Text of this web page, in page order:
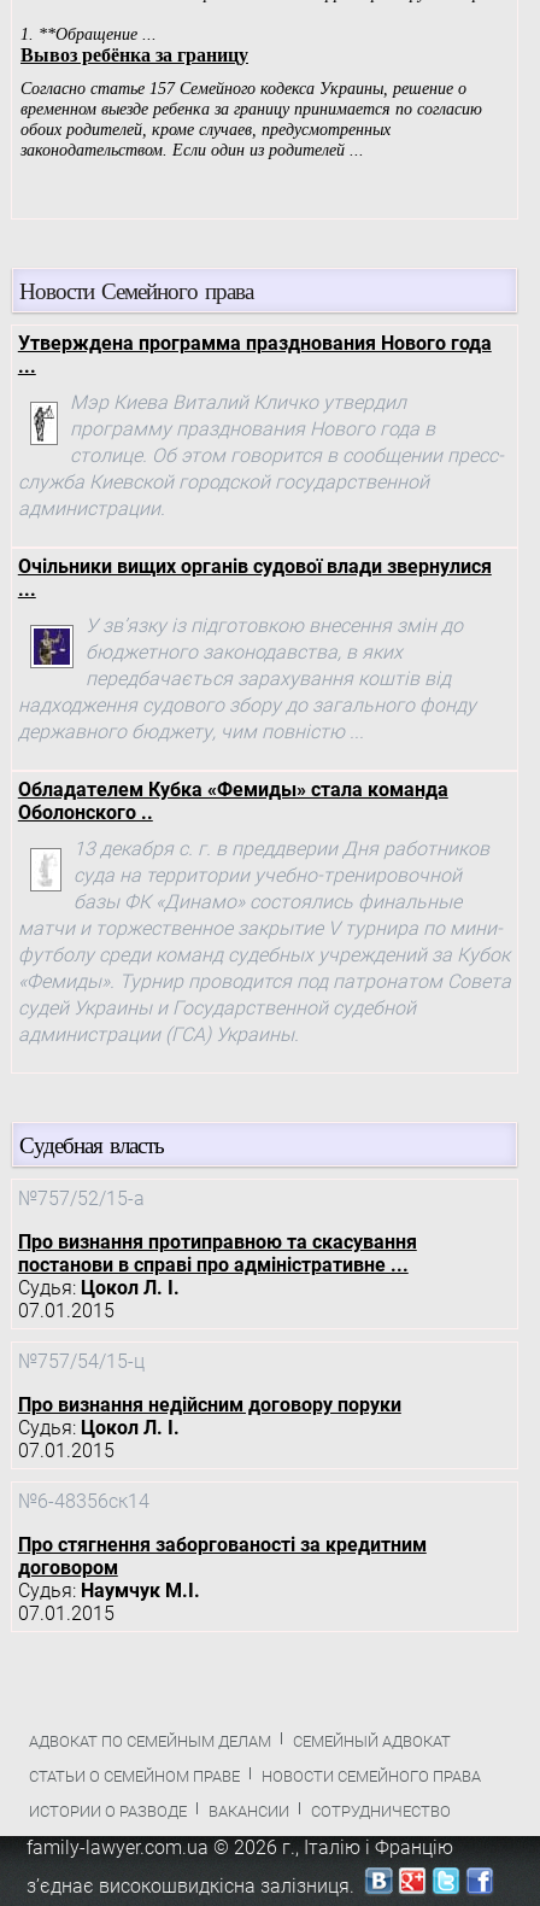
Новости Семейного права
Утверждена программа празднования Нового года
...
Мэр Киева Виталий Кличко утвердил
программу празднования Нового года в
столице. Об этом говорится в сообщении пресс-
служба Киевской городской государственной
администрации.
Очільники вищих органів судової влади звернулися
...
У зв’язку із підготовкою внесення змін до
бюджетного законодавства, в яких
передбачається зарахування коштів від
надходження судового збору до загального фонду
державного бюджету, чим повністю ...
Обладателем Кубка «Фемиды» стала команда
Оболонского ..
13 декабря с. г. в преддверии Дня работников
суда на территории учебно-тренировочной
базы ФК «Динамо» состоялись финальные
матчи и торжественное закрытие V турнира по мини-
футболу среди команд судебных учреждений за Кубок
«Фемиды». Турнир проводится под патронатом Совета
судей Украины и Государственной судебной
администрации (ГСА) Украины.
Судебная власть
№757/52/15-а
Про визнання протиправною та скасування
постанови в справі про адміністративне ...
Судья: Цокол Л. І.
07.01.2015
№757/54/15-ц
Про визнання недійсним договору поруки
Судья: Цокол Л. І.
07.01.2015
№6-48356ск14
Про стягнення заборгованості за кредитним
договором
Судья: Наумчук М.І.
07.01.2015
АДВОКАТ ПО СЕМЕЙНЫМ ДЕЛАМ
СЕМЕЙНЫЙ АДВОКАТ
СТАТЬИ О СЕМЕЙНОМ ПРАВЕ
НОВОСТИ СЕМЕЙНОГО ПРАВА
ИСТОРИИ О РАЗВОДЕ
ВАКАНСИИ СОТРУДНИЧЕСТВО
family-lawyer.com.ua © 2026 г., Італію і Францію
з’єднає високошвидкісна залізниця.